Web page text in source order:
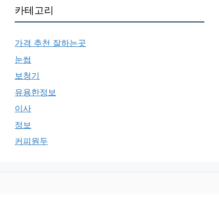
카테고리
가격 추천 잘하는곳
눈썹
보청기
유용한정보
이사
정보
커피원두